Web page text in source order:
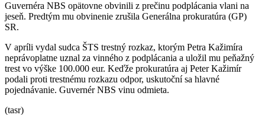
Guvernéra NBS opätovne obvinili z prečinu podplácania vlani na
jeseň. Predtým mu obvinenie zrušila Generálna prokuratúra (GP)
SR.
V apríli vydal sudca ŠTS trestný rozkaz, ktorým Petra Kažimíra
neprávoplatne uznal za vinného z podplácania a uložil mu peňažný
trest vo výške 100.000 eur. Keďže prokuratúra aj Peter Kažimír
podali proti trestnému rozkazu odpor, uskutoční sa hlavné
pojednávanie. Guvernér NBS vinu odmieta.
(tasr)